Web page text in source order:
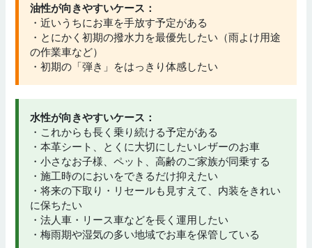
油性が向きやすいケース：
・近いうちにお車を手放す予定がある
・とにかく初期の撥水力を最優先したい（雨よけ用途
の作業車など）
・初期の「弾き」をはっきり体感したい
水性が向きやすいケース：
・これからも長く乗り続ける予定がある
・本革シート、とくに大切にしたいレザーのお車
・小さなお子様、ペット、高齢のご家族が同乗する
・施工時のにおいをできるだけ抑えたい
・将来の下取り・リセールも見すえて、内装をきれい
に保ちたい
・法人車・リース車などを長く運用したい
・梅雨期や湿気の多い地域でお車を保管している